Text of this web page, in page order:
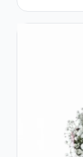
Trandafiri